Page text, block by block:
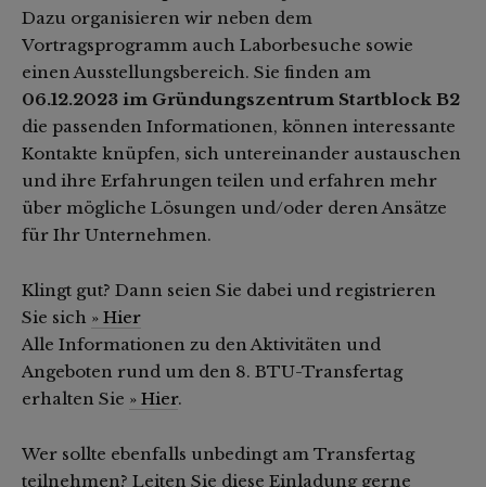
Dazu organisieren wir neben dem
Vortragsprogramm auch Laborbesuche sowie
einen Ausstellungsbereich. Sie finden am
06.12.2023 im Gründungszentrum Startblock B2
die passenden Informationen, können interessante
Kontakte knüpfen, sich untereinander austauschen
und ihre Erfahrungen teilen und erfahren mehr
über mögliche Lösungen und/oder deren Ansätze
für Ihr Unternehmen.
Klingt gut? Dann seien Sie dabei und registrieren
Sie sich » Hier
Alle Informationen zu den Aktivitäten und
Angeboten rund um den 8. BTU-Transfertag
erhalten Sie » Hier.
Wer sollte ebenfalls unbedingt am Transfertag
teilnehmen? Leiten Sie diese Einladung gerne